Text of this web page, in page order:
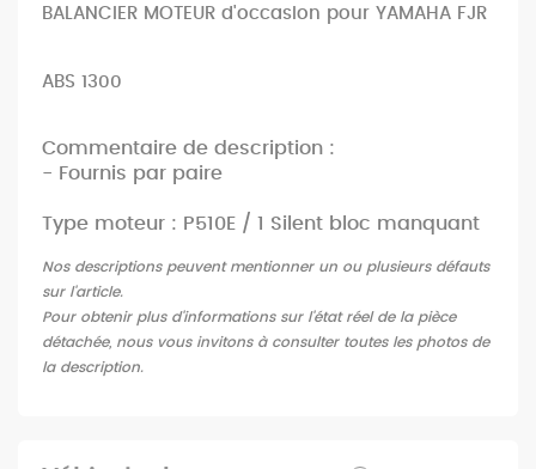
BALANCIER MOTEUR d'occasion pour YAMAHA FJR
ABS 1300
Commentaire de description :
- Fournis par paire
Type moteur : P510E / 1 Silent bloc manquant
Nos descriptions peuvent mentionner un ou plusieurs défauts
sur l'article.
Pour obtenir plus d'informations sur l'état réel de la pièce
détachée, nous vous invitons à consulter toutes les photos de
la description.